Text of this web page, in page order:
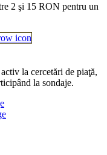
2 şi 15 RON pentru un
la cercetări de piaţă,
la sondaje.